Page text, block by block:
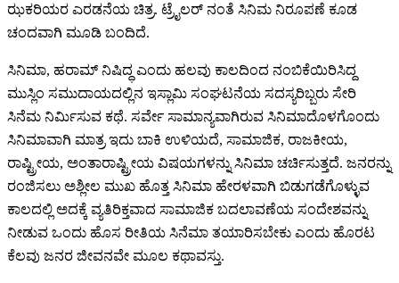
ಝಕರಿಯರ ಎರಡನೆಯ ಚಿತ್ರ. ಟ್ರೈಲರ್ ನಂತೆ ಸಿನಿಮ ನಿರೂಪಣೆ ಕೂಡ
ಚಂದವಾಗಿ ಮೂಡಿ ಬಂದಿದೆ.
ಸಿನಿಮಾ, ಹರಾಮ್ ನಿಷಿದ್ಧ ಎಂದು ಹಲವು ಕಾಲದಿಂದ ನಂಬಿಕೆಯಿರಿಸಿದ್ದ
ಮುಸ್ಲಿಂ ಸಮುದಾಯದಲ್ಲಿನ ಇಸ್ಲಾಮಿ ಸಂಘಟನೆಯ ಸದಸ್ಯರಿಬ್ಬರು ಸೇರಿ
ಸಿನೆಮ ನಿರ್ಮಿಸುವ ಕಥೆ. ಸರ್ವೇ ಸಾಮಾನ್ಯವಾಗಿರುವ ಸಿನಿಮಾದೊಳಗೊಂದು
ಸಿನಿಮಾವಾಗಿ ಮಾತ್ರ ಇದು ಬಾಕಿ ಉಳಿಯದೆ, ಸಾಮಾಜಿಕ, ರಾಜಕೀಯ,
ರಾಷ್ಟ್ರೀಯ, ಅಂತಾರಾಷ್ಟ್ರೀಯ ವಿಷಯಗಳನ್ನು ಸಿನಿಮಾ ಚರ್ಚಿಸುತ್ತದೆ. ಜನರನ್ನು
ರಂಜಿಸಲು ಅಶ್ಲೀಲ ಮುಖ ಹೊತ್ತ ಸಿನಿಮಾ ಹೇರಳವಾಗಿ ಬಿಡುಗಡೆಗೊಳ್ಳುವ
ಕಾಲದಲ್ಲಿ ಅದಕ್ಕೆ ವ್ಯತಿರಿಕ್ತವಾದ ಸಾಮಾಜಿಕ ಬದಲಾವಣೆಯ ಸಂದೇಶವನ್ನು
ನೀಡುವ ಒಂದು ಹೊಸ ರೀತಿಯ ಸಿನೆಮಾ ತಯಾರಿಸಬೇಕು ಎಂದು ಹೊರಟ
ಕೆಲವು ಜನರ ಜೀವನವೇ ಮೂಲ ಕಥಾವಸ್ತು.